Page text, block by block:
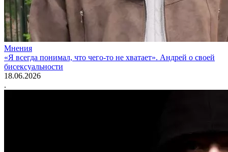
Мнения
«Я всегда понимал, что чего-то не хватает». Андрей о своей
бисексуальности
18.06.2026
.